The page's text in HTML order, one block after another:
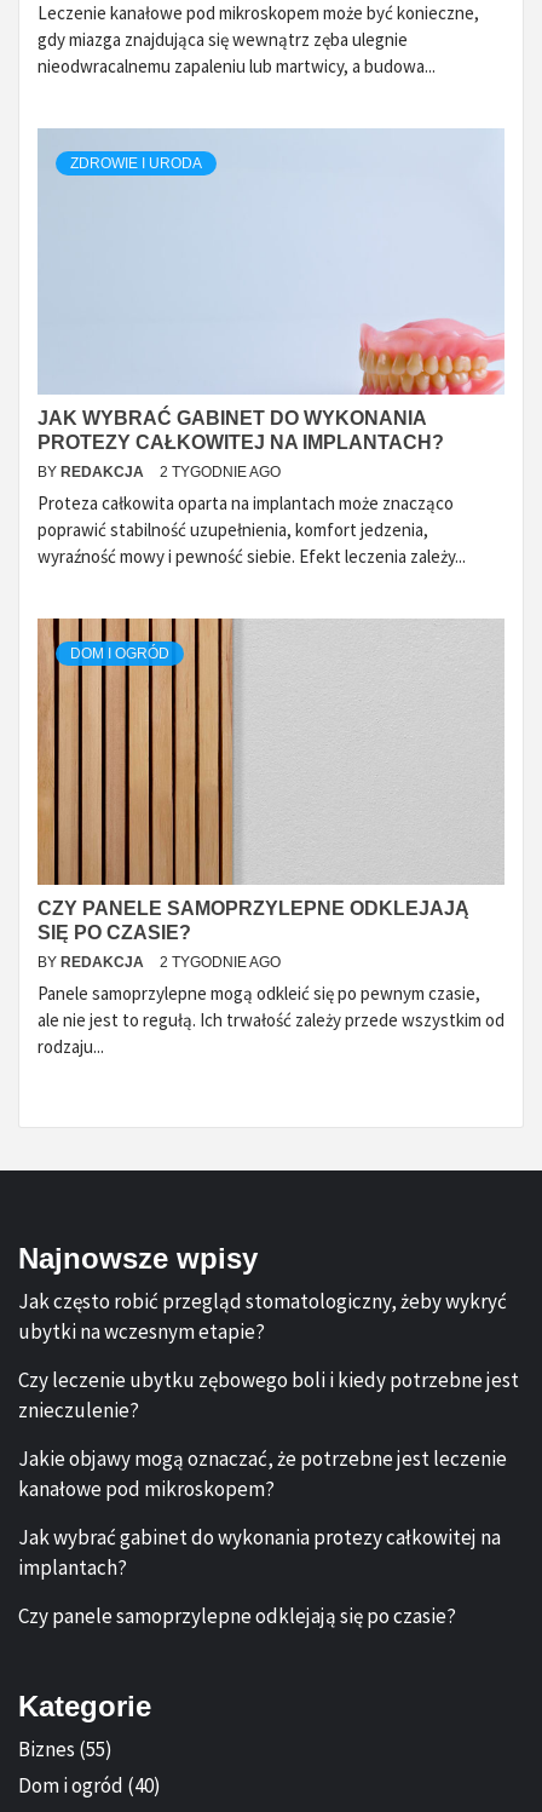
Leczenie kanałowe pod mikroskopem może być konieczne,
gdy miazga znajdująca się wewnątrz zęba ulegnie
nieodwracalnemu zapaleniu lub martwicy, a budowa...
ZDROWIE I URODA
JAK WYBRAĆ GABINET DO WYKONANIA
PROTEZY CAŁKOWITEJ NA IMPLANTACH?
BY REDAKCJA 2 TYGODNIE AGO
Proteza całkowita oparta na implantach może znacząco
poprawić stabilność uzupełnienia, komfort jedzenia,
wyraźność mowy i pewność siebie. Efekt leczenia zależy...
DOM I OGRÓD
CZY PANELE SAMOPRZYLEPNE ODKLEJAJĄ
SIĘ PO CZASIE?
BY REDAKCJA 2 TYGODNIE AGO
Panele samoprzylepne mogą odkleić się po pewnym czasie,
ale nie jest to regułą. Ich trwałość zależy przede wszystkim od
rodzaju...
Najnowsze wpisy
Jak często robić przegląd stomatologiczny, żeby wykryć
ubytki na wczesnym etapie?
Czy leczenie ubytku zębowego boli i kiedy potrzebne jest
znieczulenie?
Jakie objawy mogą oznaczać, że potrzebne jest leczenie
kanałowe pod mikroskopem?
Jak wybrać gabinet do wykonania protezy całkowitej na
implantach?
Czy panele samoprzylepne odklejają się po czasie?
Kategorie
Biznes (55)
Dom i ogród (40)